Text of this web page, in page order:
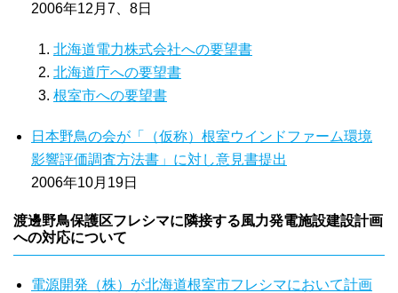
2006年12月7、8日
北海道電力株式会社への要望書
北海道庁への要望書
根室市への要望書
日本野鳥の会が「（仮称）根室ウインドファーム環境
影響評価調査方法書」に対し意見書提出
2006年10月19日
渡邊野鳥保護区フレシマに隣接する風力発電施設建設計画
への対応について
電源開発（株）が北海道根室市フレシマにおいて計画